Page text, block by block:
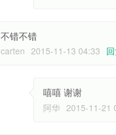
不错不错
carten 2015-11-13 04:33
嘻嘻 谢谢
阿华 2015-11-21